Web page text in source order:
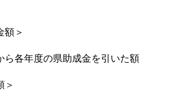
額＞
ら各年度の県助成金を引いた額
＞